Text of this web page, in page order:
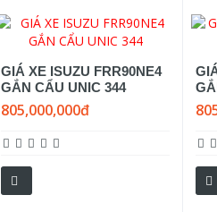
GIÁ XE ISUZU FRR90NE4
GẮN CẨU UNIC 344
805,000,000đ